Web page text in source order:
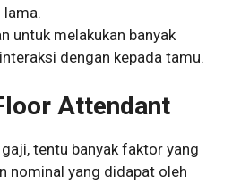
untuk melakukan banyak
dengan kepada tamu.
Attendant
tentu banyak faktor yang
nominal yang didapat oleh